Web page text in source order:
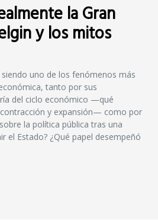
la Gran
y los mitos
uno de los fenómenos más
tanto por sus
del ciclo económico —qué
y expansión— como por
la política pública tras una
el Estado? ¿Qué papel desempeñó